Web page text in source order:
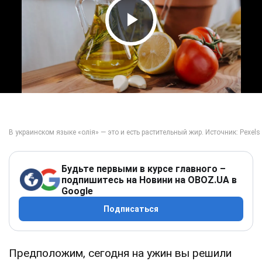
Play Video
Будьте первыми в курсе главного –
подпишитесь на Новини на OBOZ.UA в
Google
Подписаться
Предположим, сегодня на ужин вы решили